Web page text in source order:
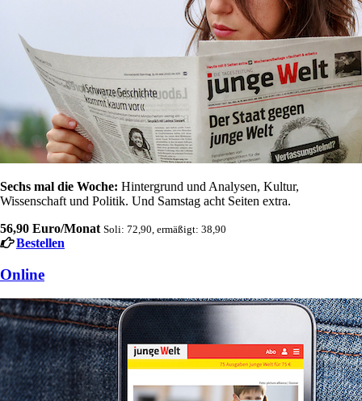
Sechs mal die Woche: Hintergrund und Analysen, Kultur,
Wissenschaft und Politik. Und Samstag acht Seiten extra.
56,90 Euro/Monat Soli: 72,90, ermäßigt: 38,90
Bestellen
Online